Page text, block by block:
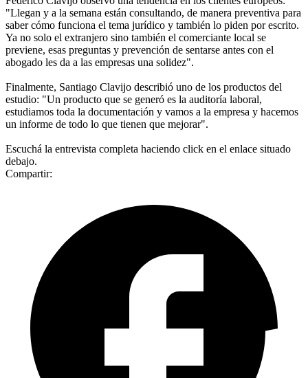
"Llegan y a la semana están consultando, de manera preventiva para
saber cómo funciona el tema jurídico y también lo piden por escrito.
Ya no solo el extranjero sino también el comerciante local se
previene, esas preguntas y prevención de sentarse antes con el
abogado les da a las empresas una solidez".
Finalmente, Santiago Clavijo describió uno de los productos del
estudio: "Un producto que se generó es la auditoría laboral,
estudiamos toda la documentación y vamos a la empresa y hacemos
un informe de todo lo que tienen que mejorar".
Escuchá la entrevista completa haciendo click en el enlace situado
debajo.
Compartir: